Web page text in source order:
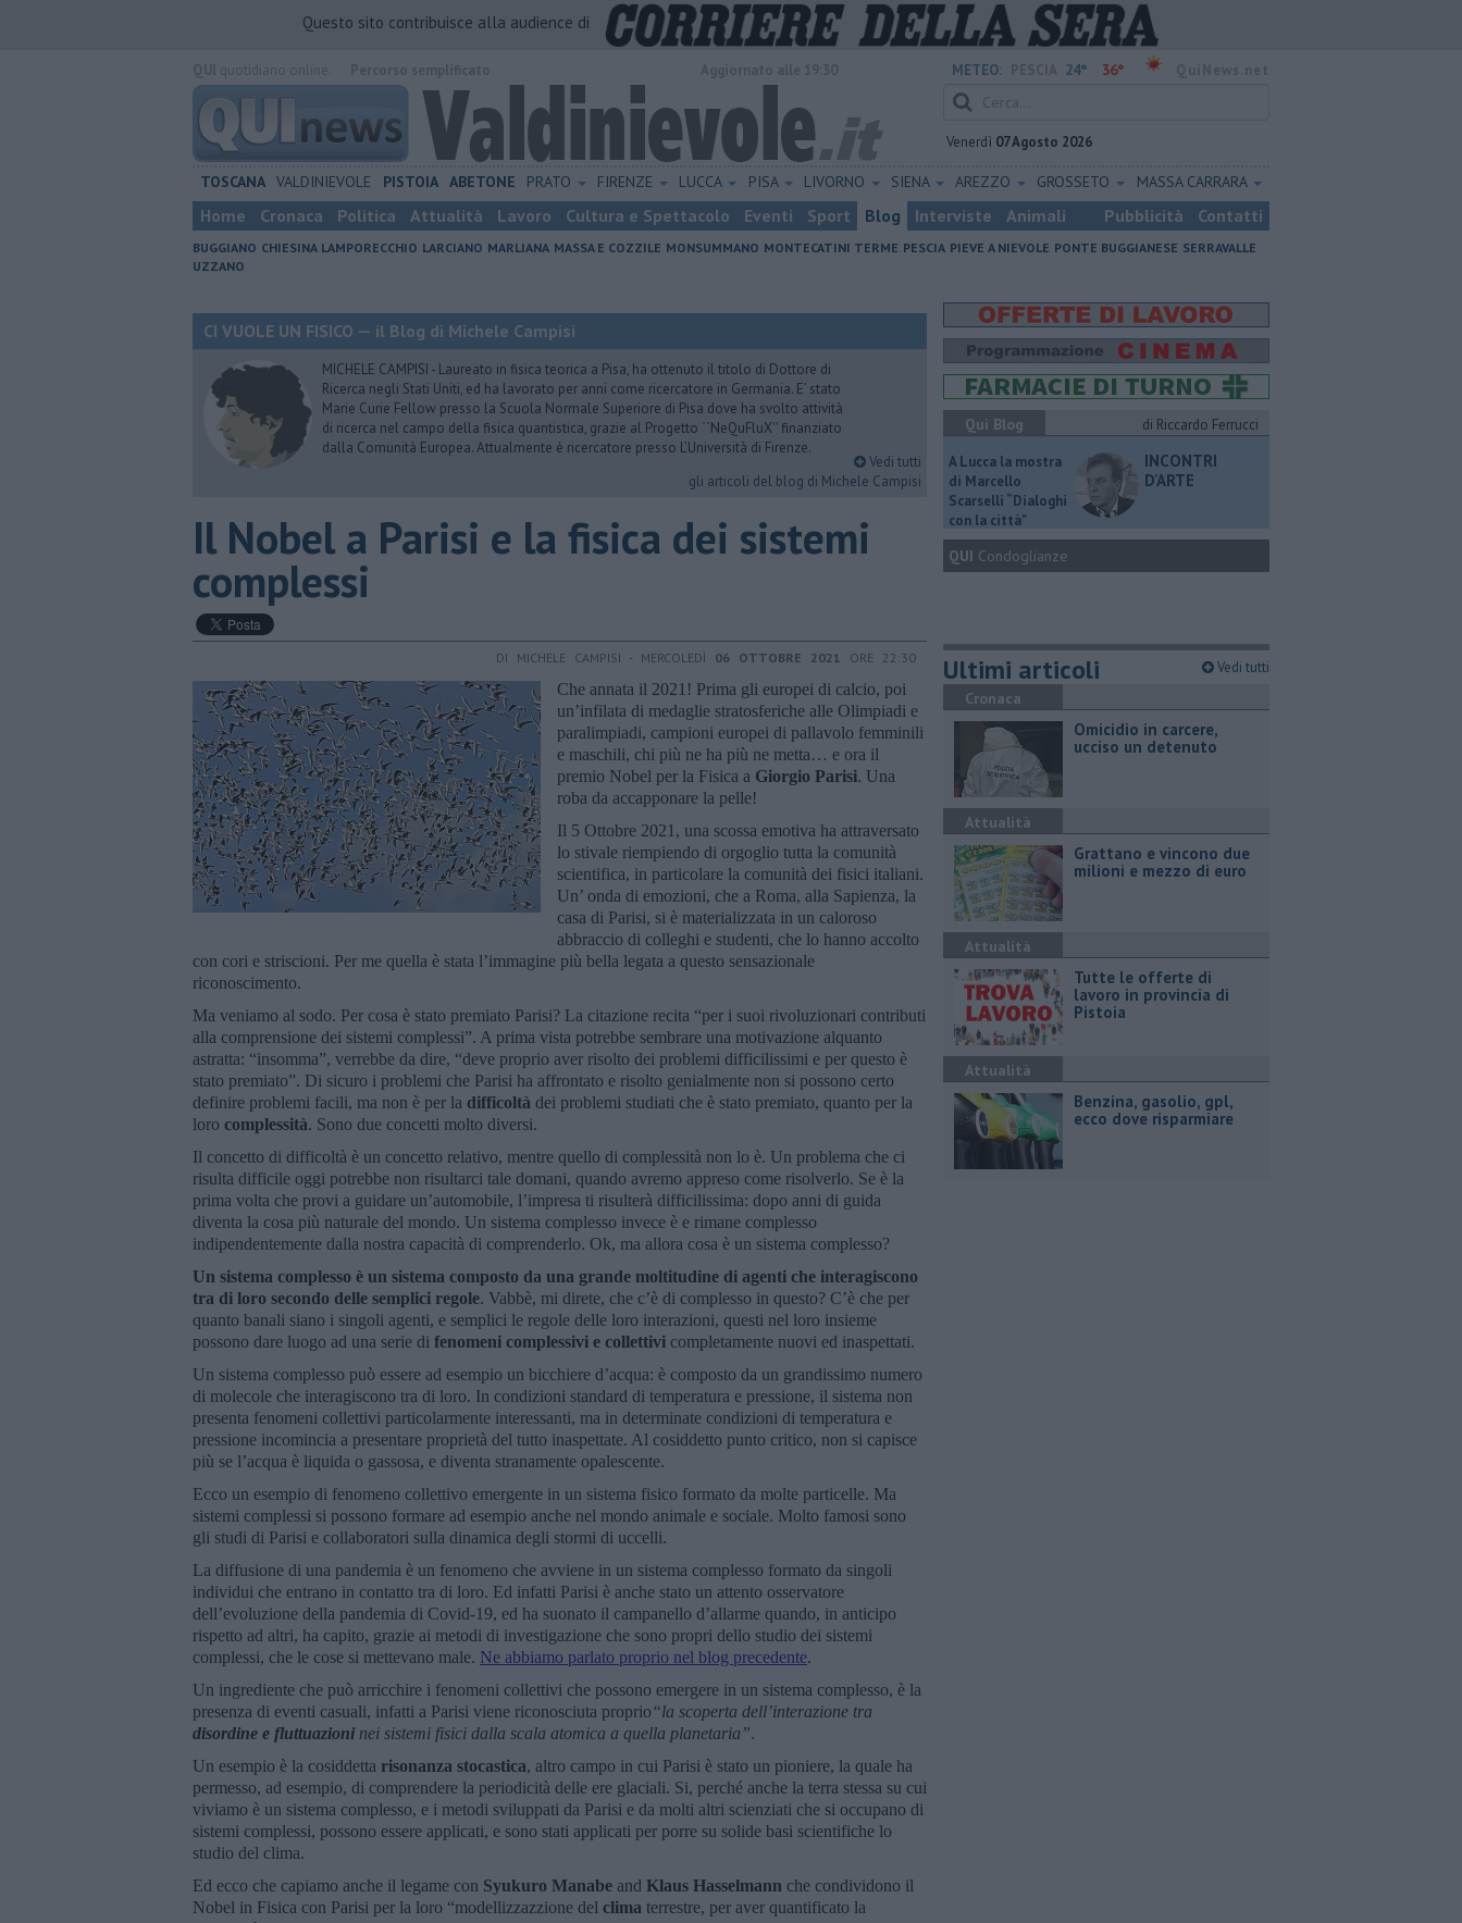
Questo sito contribuisce alla audience di
METEO: 24° 36°
Venerdì 07 Agosto 2026
TOSCANA VALDINIEVOLE PISTOIA ABETONE PRATO FIRENZE LUCCA PISA LIVORNO SIENA AREZZO GROSSETO MASSA CARRARA
Home Cronaca Politica Attualità Lavoro Cultura e Spettacolo Eventi Sport Blog Interviste Animali Pubblicità Contatti
BUGGIANO CHIESINA LAMPORECCHIO LARCIANO MARLIANA MASSA E COZZILE MONSUMMANO MONTECATINI TERME PESCIA PIEVE A NIEVOLE PONTE BUGGIANESE SERRAVALLE
UZZANO
CI VUOLE UN FISICO — il Blog di Michele Campisi
MICHELE CAMPISI - Laureato in fisica teorica a Pisa, ha ottenuto il titolo di Dottore di
Ricerca negli Stati Uniti, ed ha lavorato per anni come ricercatore in Germania. E’ stato
Marie Curie Fellow presso la Scuola Normale Superiore di Pisa dove ha svolto attività
di ricerca nel campo della fisica quantistica, grazie al Progetto ``NeQuFluX'' finanziato
dalla Comunità Europea. Attualmente è ricercatore presso L’Università di Firenze.
Vedi tutti
gli articoli del blog di Michele Campisi
Il Nobel a Parisi e la fisica dei sistemi
complessi
DI MICHELE CAMPISI - MERCOLEDÌ 06 OTTOBRE 2021 ORE 22:30
Che annata il 2021! Prima gli europei di calcio, poi
un’infilata di medaglie stratosferiche alle Olimpiadi e
paralimpiadi, campioni europei di pallavolo femminili
e maschili, chi più ne ha più ne metta… e ora il
premio Nobel per la Fisica a Giorgio Parisi. Una
roba da accapponare la pelle!
Il 5 Ottobre 2021, una scossa emotiva ha attraversato
lo stivale riempiendo di orgoglio tutta la comunità
scientifica, in particolare la comunità dei fisici italiani.
Un’ onda di emozioni, che a Roma, alla Sapienza, la
casa di Parisi, si è materializzata in un caloroso
abbraccio di colleghi e studenti, che lo hanno accolto
con cori e striscioni. Per me quella è stata l’immagine più bella legata a questo sensazionale
riconoscimento.
Ma veniamo al sodo. Per cosa è stato premiato Parisi? La citazione recita “per i suoi rivoluzionari contributi
alla comprensione dei sistemi complessi”. A prima vista potrebbe sembrare una motivazione alquanto
astratta: “insomma”, verrebbe da dire, “deve proprio aver risolto dei problemi difficilissimi e per questo è
stato premiato”. Di sicuro i problemi che Parisi ha affrontato e risolto genialmente non si possono certo
definire problemi facili, ma non è per la difficoltà dei problemi studiati che è stato premiato, quanto per la
loro complessità. Sono due concetti molto diversi.
Il concetto di difficoltà è un concetto relativo, mentre quello di complessità non lo è. Un problema che ci
risulta difficile oggi potrebbe non risultarci tale domani, quando avremo appreso come risolverlo. Se è la
prima volta che provi a guidare un’automobile, l’impresa ti risulterà difficilissima: dopo anni di guida
diventa la cosa più naturale del mondo. Un sistema complesso invece è e rimane complesso
indipendentemente dalla nostra capacità di comprenderlo. Ok, ma allora cosa è un sistema complesso?
Un sistema complesso è un sistema composto da una grande moltitudine di agenti che interagiscono
tra di loro secondo delle semplici regole. Vabbè, mi direte, che c’è di complesso in questo? C’è che per
quanto banali siano i singoli agenti, e semplici le regole delle loro interazioni, questi nel loro insieme
possono dare luogo ad una serie di fenomeni complessivi e collettivi completamente nuovi ed inaspettati.
Un sistema complesso può essere ad esempio un bicchiere d’acqua: è composto da un grandissimo numero
di molecole che interagiscono tra di loro. In condizioni standard di temperatura e pressione, il sistema non
presenta fenomeni collettivi particolarmente interessanti, ma in determinate condizioni di temperatura e
pressione incomincia a presentare proprietà del tutto inaspettate. Al cosiddetto punto critico, non si capisce
più se l’acqua è liquida o gassosa, e diventa stranamente opalescente.
Ecco un esempio di fenomeno collettivo emergente in un sistema fisico formato da molte particelle. Ma
sistemi complessi si possono formare ad esempio anche nel mondo animale e sociale. Molto famosi sono
gli studi di Parisi e collaboratori sulla dinamica degli stormi di uccelli.
La diffusione di una pandemia è un fenomeno che avviene in un sistema complesso formato da singoli
individui che entrano in contatto tra di loro. Ed infatti Parisi è anche stato un attento osservatore
dell’evoluzione della pandemia di Covid-19, ed ha suonato il campanello d’allarme quando, in anticipo
rispetto ad altri, ha capito, grazie ai metodi di investigazione che sono propri dello studio dei sistemi
complessi, che le cose si mettevano male. Ne abbiamo parlato proprio nel blog precedente.
Un ingrediente che può arricchire i fenomeni collettivi che possono emergere in un sistema complesso, è la
presenza di eventi casuali, infatti a Parisi viene riconosciuta proprio“la scoperta dell’interazione tra
disordine e fluttuazioni nei sistemi fisici dalla scala atomica a quella planetaria”.
Un esempio è la cosiddetta risonanza stocastica, altro campo in cui Parisi è stato un pioniere, la quale ha
permesso, ad esempio, di comprendere la periodicità delle ere glaciali. Si, perché anche la terra stessa su cui
viviamo è un sistema complesso, e i metodi sviluppati da Parisi e da molti altri scienziati che si occupano di
sistemi complessi, possono essere applicati, e sono stati applicati per porre su solide basi scientifiche lo
studio del clima.
Ed ecco che capiamo anche il legame con Syukuro Manabe and Klaus Hasselmann che condividono il
Nobel in Fisica con Parisi per la loro “modellizzazzione del clima terrestre, per aver quantificato la
Qui Blog
di Riccardo Ferrucci
A Lucca la mostra
di Marcello
Scarselli “Dialoghi
con la città"
INCONTRI
D'ARTE
QUI Condoglianze
Ultimi articoli Vedi tutti
Cronaca
Omicidio in carcere,
ucciso un detenuto
Attualità
Grattano e vincono due
milioni e mezzo di euro
Attualità
​Tutte le offerte di
lavoro in provincia di
Pistoia
Attualità
​Benzina, gasolio, gpl,
ecco dove risparmiare